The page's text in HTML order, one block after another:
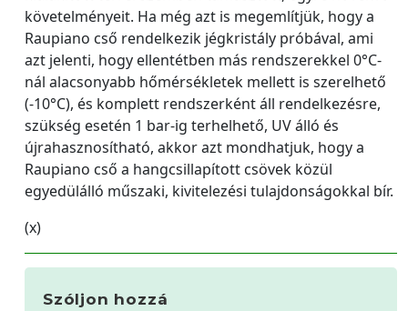
követelményeit. Ha még azt is megemlítjük, hogy a
Raupiano cső rendelkezik jégkristály próbával, ami
azt jelenti, hogy ellentétben más rendszerekkel 0°C-
nál alacsonyabb hőmérsékletek mellett is szerelhető
(-10°C), és komplett rendszerként áll rendelkezésre,
szükség esetén 1 bar-ig terhelhető, UV álló és
újrahasznosítható, akkor azt mondhatjuk, hogy a
Raupiano cső a hangcsillapított csövek közül
egyedülálló műszaki, kivitelezési tulajdonságokkal bír.
(x)
Szóljon hozzá